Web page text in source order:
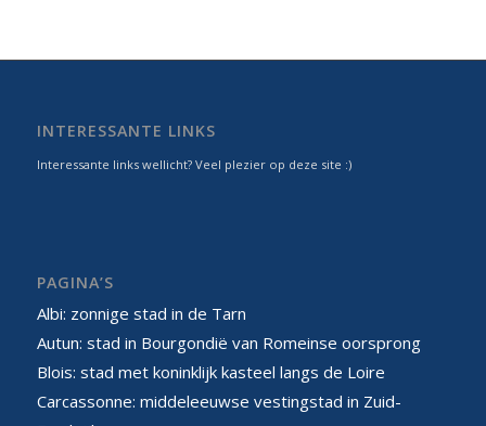
INTERESSANTE LINKS
Interessante links wellicht? Veel plezier op deze site :)
PAGINA’S
Albi: zonnige stad in de Tarn
Autun: stad in Bourgondië van Romeinse oorsprong
Blois: stad met koninklijk kasteel langs de Loire
Carcassonne: middeleeuwse vestingstad in Zuid-